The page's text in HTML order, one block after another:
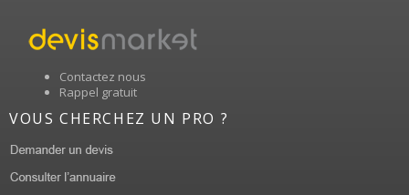
Contactez nous
Rappel gratuit
VOUS CHERCHEZ UN PRO ?